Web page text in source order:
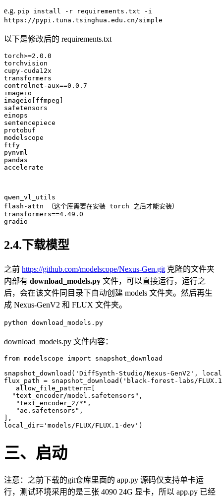
e.g. pip install -r requirements.txt -i
https://pypi.tuna.tsinghua.edu.cn/simple
以下是修改后的 requirements.txt
torch>=2 . 0 . 0
torchvision
cupy-cuda12
transformers
controlnet -aux==0 . 0 . 7
imageio
imageio
safetensors
einops
sentencepiece
protobuf
modelscope
ftfy
pynvml
pandas
accelerate
qwen_vl_utils
flash
transformers==4 . 49 . 0
gradio
2.4.下载模型
之前 https://github.com/modelscope/Nexus-Gen.git 克隆的文件夹
内部有 download_models.py 文件，可以直接运行，运行之
后，会在该文件同目录下自动创建 models 文件夹。然后再生
成 Nexus-GenV2 和 FLUX 文件夹。
python download_models.py
download_models.py 文件内容：
from modelscope import snapshot_download
snapshot_download( 'DiffSynth-Studio/Nexus-GenV2' ,
flux_path = snapshot_download( 'black-forest-labs/
   allow_file_pattern=[
"text_encoder/model.safetensors" ,
"text_encoder_2/*" ,
"ae.safetensors" ,
],
local_dir= 'models/FLUX/FLUX.1-dev'
三、启动
注意：之前下载的git仓库里面的 app.py 源码仅支持单卡运
行，测试环境采用的是三张 4090 24G 显卡，所以 app.py 已经